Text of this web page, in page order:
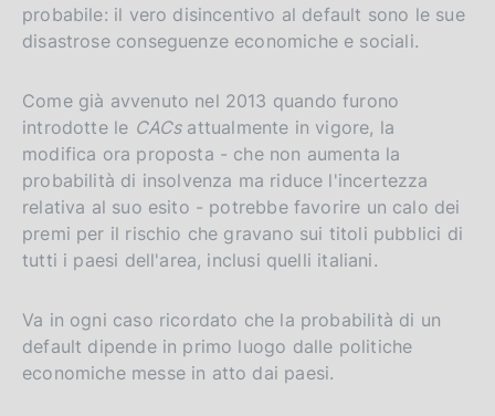
probabile: il vero disincentivo al default sono le sue
disastrose conseguenze economiche e sociali.
Come già avvenuto nel 2013 quando furono
introdotte le CACsattualmente in vigore, la
modifica ora proposta - che non aumenta la
probabilità di insolvenza ma riduce l'incertezza
relativa al suo esito - potrebbe favorire un calo dei
premi per il rischio che gravano sui titoli pubblici di
tutti i paesi dell'area, inclusi quelli italiani.
Va in ogni caso ricordato che la probabilità di un
default dipende in primo luogo dalle politiche
economiche messe in atto dai paesi.